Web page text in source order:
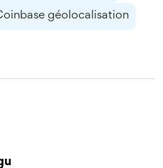
géolocalisation